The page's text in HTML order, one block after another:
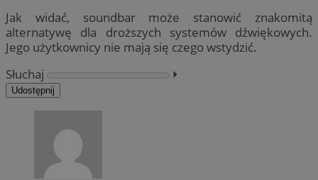
Jak widać, soundbar może stanowić znakomitą
alternatywę dla droższych systemów dźwiękowych.
Jego użytkownicy nie mają się czego wstydzić.
Słuchaj
⏵︎
Udostępnij